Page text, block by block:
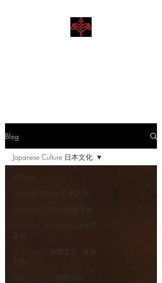
Blog
All Posts
Chinese Culture 中華文化
Japanese Culture 日本文化
Japanese Tea Culture 日本茶
文化
Thai Culture 泰國文化/暹羅
文化
Music Course 音樂課程
Japanese Culture 日本文化